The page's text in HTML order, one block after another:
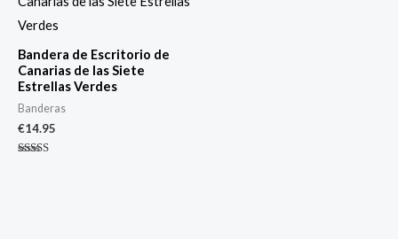
Bandera de Escritorio de
Canarias de las Siete
Estrellas Verdes
Banderas
€14.95